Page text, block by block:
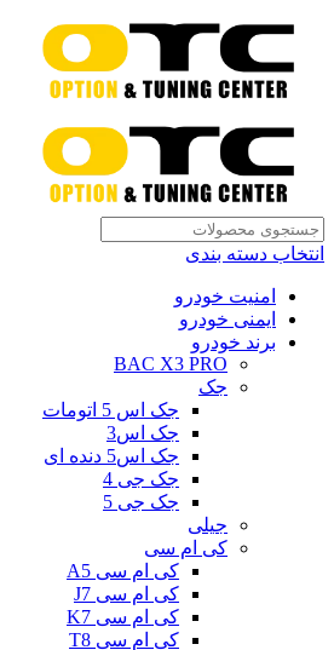
انتخاب دسته بندی
امنیت خودرو
ایمنی خودرو
برند خودرو
BAC X3 PRO
جک
جک اس 5 اتومات
جک اس3
جک اس5 دنده ای
جک جی 4
جک جی 5
جیلی
کی ام سی
کی ام سی A5
کی ام سی J7
کی ام سی K7
کی ام سی T8